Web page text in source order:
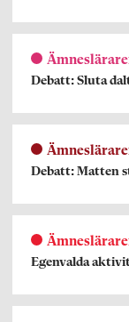
Debatt: Sluta
Debatt: Matten
Egenvalda